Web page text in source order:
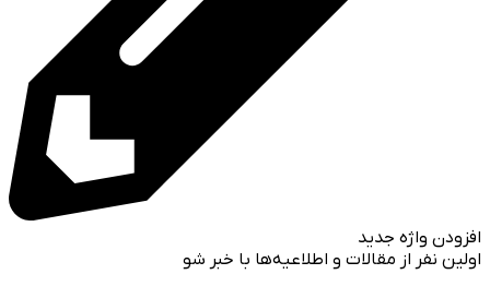
افزودن واژه جدید
اولین نفر از مقالات و اطلاعیه‌ها با خبر شو